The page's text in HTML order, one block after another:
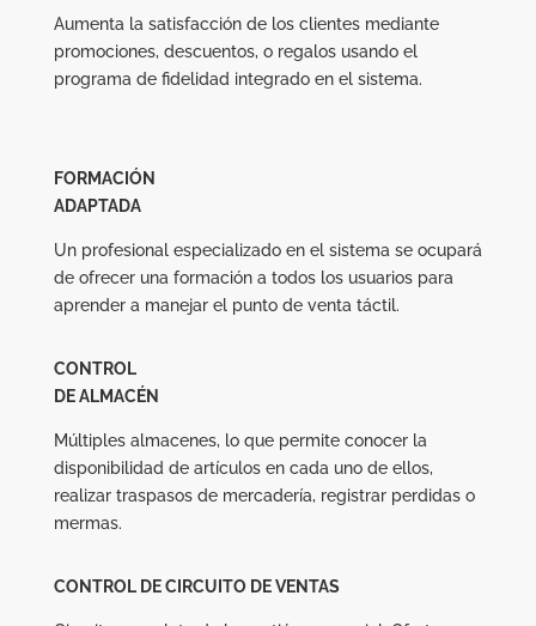
Aumenta la satisfacción de los clientes mediante
promociones, descuentos, o regalos usando el
programa de fidelidad integrado en el sistema.
FORMACIÓN
ADAPTADA
Un profesional especializado en el sistema se ocupará
de ofrecer una formación a todos los usuarios para
aprender a manejar el punto de venta táctil.
CONTROL
DE ALMACÉN
Múltiples almacenes, lo que permite conocer la
disponibilidad de artículos en cada uno de ellos,
realizar traspasos de mercadería, registrar perdidas o
mermas.
CONTROL DE CIRCUITO DE VENTAS